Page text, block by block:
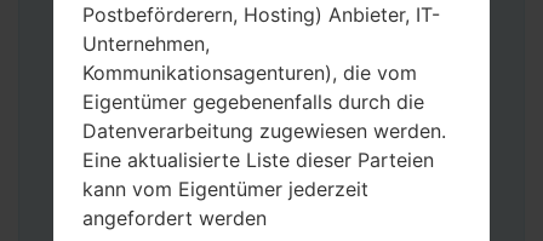
AP: „System & Recovery“
CP: „Modem & Radio“
CSC_***: „Country & Region & Operator“
HOME_CSC_***: „Country & Region &
Operator“
Fügen Sie dem Programm Odin 3 alle
Dateien hinzu.
Wenn Sie das Telefon flashen und auf die
Postbeförderern, Hosting) Anbieter, IT-
Unternehmen,
Kommunikationsagenturen), die vom
Eigentümer gegebenenfalls durch die
Datenverarbeitung zugewiesen werden.
Eine aktualisierte Liste dieser Parteien
kann vom Eigentümer jederzeit
angefordert werden